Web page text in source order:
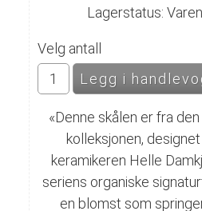
Lagerstatus:
Velg antall
«Denne skålen er fra
kolleksjonen,
keramikeren Helle
seriens organiske
en blomst som